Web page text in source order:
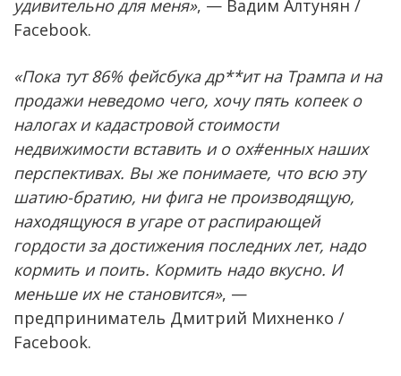
удивительно для меня», — Вадим Алтунян /
Facebook.
«Пока тут 86% фейсбука др**ит на Трампа и на
продажи неведомо чего, хочу пять копеек о
налогах и кадастровой стоимости
недвижимости вставить и о ох#енных наших
перспективах. Вы же понимаете, что всю эту
шатию-братию, ни фига не производящую,
находящуюся в угаре от распирающей
гордости за достижения последних лет, надо
кормить и поить. Кормить надо вкусно. И
меньше их не становится», —
предприниматель Дмитрий Михненко /
Facebook.